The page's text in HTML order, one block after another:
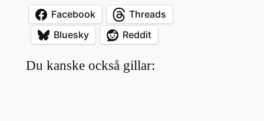
Facebook
Threads
Bluesky
Reddit
Du kanske också gillar: